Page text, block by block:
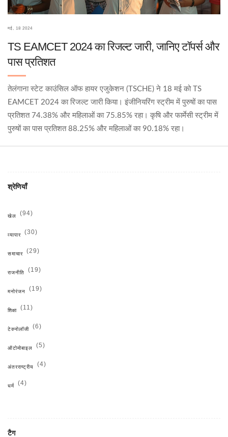
मई, 18 2024
TS EAMCET 2024 का रिजल्ट जारी, जानिए टॉपर्स और
पास प्रतिशत
तेलंगाना स्टेट काउंसिल ऑफ हायर एजुकेशन (TSCHE) ने 18 मई को TS
EAMCET 2024 का रिजल्ट जारी किया। इंजीनियरिंग स्ट्रीम में पुरुषों का पास
प्रतिशत 74.38% और महिलाओं का 75.85% रहा। कृषि और फार्मेसी स्ट्रीम में
पुरुषों का पास प्रतिशत 88.25% और महिलाओं का 90.18% रहा।
श्रेणियाँ
खेल (94)
व्यापार (30)
समाचार (29)
राजनीति (19)
मनोरंजन (19)
शिक्षा (11)
टेक्नोलॉजी (6)
ऑटोमोबाइल (5)
अंतरराष्ट्रीय (4)
धर्म (4)
टैग